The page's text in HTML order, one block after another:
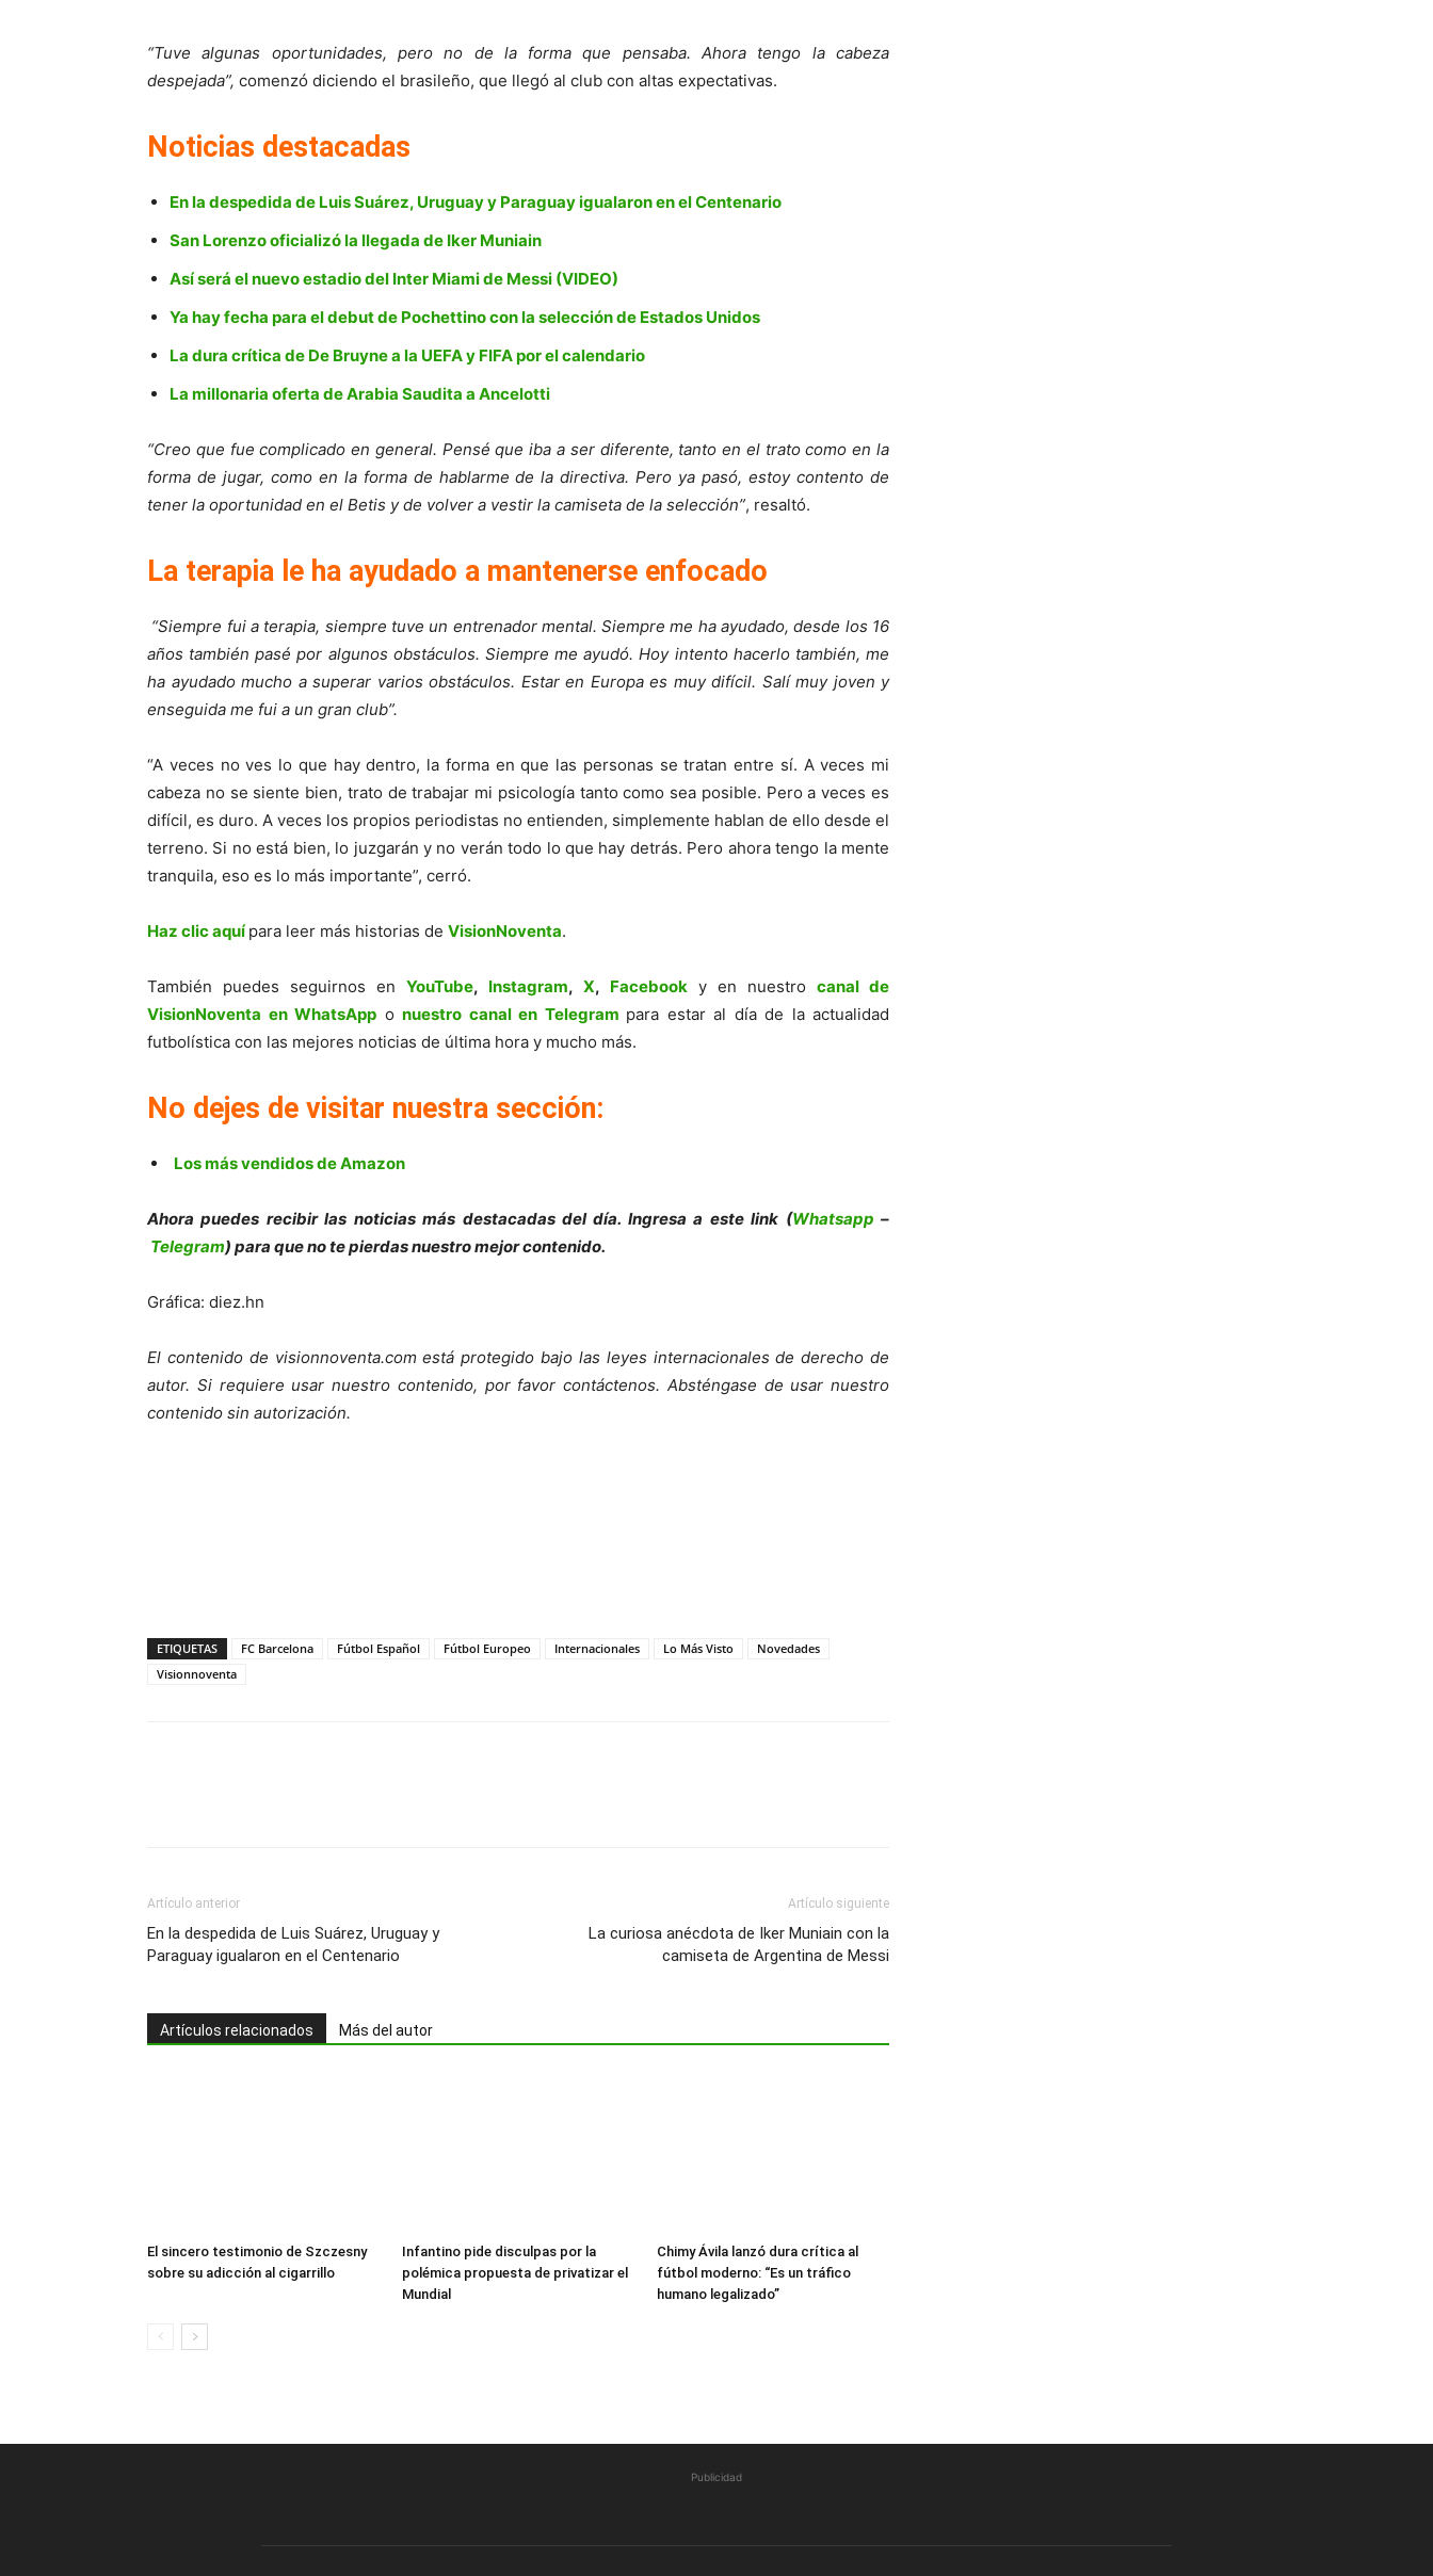
“Tuve algunas oportunidades, pero no de la forma que pensaba. Ahora tengo la cabeza
despejada”, comenzó diciendo el brasileño, que llegó al club con altas expectativas.
Noticias destacadas
En la despedida de Luis Suárez, Uruguay y Paraguay igualaron en el Centenario
San Lorenzo oficializó la llegada de Iker Muniain
Así será el nuevo estadio del Inter Miami de Messi (VIDEO)
Ya hay fecha para el debut de Pochettino con la selección de Estados Unidos
La dura crítica de De Bruyne a la UEFA y FIFA por el calendario
La millonaria oferta de Arabia Saudita a Ancelotti
“Creo que fue complicado en general. Pensé que iba a ser diferente, tanto en el trato como en la
forma de jugar, como en la forma de hablarme de la directiva. Pero ya pasó, estoy contento de
tener la oportunidad en el Betis y de volver a vestir la camiseta de la selección”, resaltó.
La terapia le ha ayudado a mantenerse enfocado
“Siempre fui a terapia, siempre tuve un entrenador mental. Siempre me ha ayudado, desde los 16
años también pasé por algunos obstáculos. Siempre me ayudó. Hoy intento hacerlo también, me
ha ayudado mucho a superar varios obstáculos. Estar en Europa es muy difícil. Salí muy joven y
enseguida me fui a un gran club”.
“A veces no ves lo que hay dentro, la forma en que las personas se tratan entre sí. A veces mi
cabeza no se siente bien, trato de trabajar mi psicología tanto como sea posible. Pero a veces es
difícil, es duro. A veces los propios periodistas no entienden, simplemente hablan de ello desde el
terreno. Si no está bien, lo juzgarán y no verán todo lo que hay detrás. Pero ahora tengo la mente
tranquila, eso es lo más importante”, cerró.
Haz clic aquí para leer más historias de VisionNoventa.
También puedes seguirnos en YouTube, Instagram, X, Facebook y en nuestro canal de
VisionNoventa en WhatsApp o nuestro canal en Telegram para estar al día de la actualidad
futbolística con las mejores noticias de última hora y mucho más.
No dejes de visitar nuestra sección:
Los más vendidos de Amazon
Ahora puedes recibir las noticias más destacadas del día. Ingresa a este link (Whatsapp –
Telegram) para que no te pierdas nuestro mejor contenido.
Gráfica: diez.hn
El contenido de visionnoventa.com está protegido bajo las leyes internacionales de derecho de
autor. Si requiere usar nuestro contenido, por favor contáctenos. Absténgase de usar nuestro
contenido sin autorización.
ETIQUETAS FC Barcelona Fútbol Español Fútbol Europeo Internacionales Lo Más Visto
Novedades
Visionnoventa
Artículo anterior
En la despedida de Luis Suárez, Uruguay y
Paraguay igualaron en el Centenario
Artículo siguiente
La curiosa anécdota de Iker Muniain con la
camiseta de Argentina de Messi
Artículos relacionados Más del autor
El sincero testimonio de Szczesny
sobre su adicción al cigarrillo
Infantino pide disculpas por la
polémica propuesta de privatizar el
Mundial
Chimy Ávila lanzó dura crítica al
fútbol moderno: “Es un tráfico
humano legalizado”
Publicidad